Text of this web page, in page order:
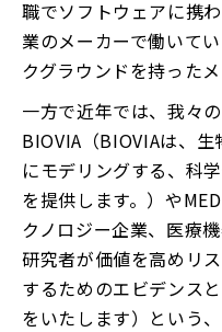
職でソフトウェアに携
業のメーカーで働いて
クグラウンドを持った
一方で近年では、我々
BIOVIA（BIOVIAは、
にモデリングする、科
を提供します。）や
クノロジー企業、医療
研究者が価値を高めリ
するためのエビデンス
をいたします）という